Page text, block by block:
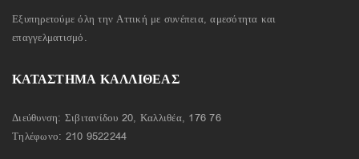
Εξυπηρετούμε όλη την Αττική με συνέπεια, αμεσότητα και
επαγγελματισμό.
ΚΑΤΑΣΤΗΜΑ ΚΑΛΛΙΘΕΑΣ
Διεύθυνση: Σιβιτανίδου 20, Καλλιθέα, 176 76
Τηλέφωνο: 210 9522244